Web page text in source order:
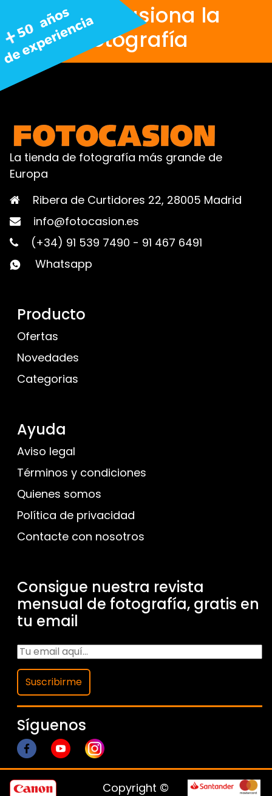
Nos apasiona la
fotografía
La tienda de fotografía más grande de
Europa
Ribera de Curtidores 22, 28005 Madrid
info@fotocasion.es
(+34) 91 539 7490 - 91 467 6491
Whatsapp
Producto
Ofertas
Novedades
Categorias
Ayuda
Aviso legal
Términos y condiciones
Quienes somos
Política de privacidad
Contacte con nosotros
Consigue nuestra revista
mensual de fotografía, gratis en
tu email
Suscribirme
Síguenos
Copyright ©